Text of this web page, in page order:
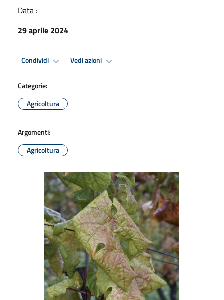
Data :
29 aprile 2024
Condividi Vedi azioni
Categorie:
Agricoltura
Argomenti:
Agricoltura